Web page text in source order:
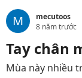
M
mecutoos
8 năm trước
Tay chân
Mùa này nhiều